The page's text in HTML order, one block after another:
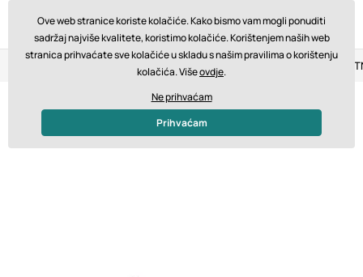
Povrat u roku od 14 dana Brza dostava od 200 €
Ove web stranice koriste kolačiće. Kako bismo vam mogli ponuditi
sadržaj najviše kvalitete, koristimo kolačiće. Korištenjem naših web
stranica prihvaćate sve kolačiće u skladu s našim pravilima o korištenju
kolačića. Višeovdje.
Ne prihvaćam
Prihvaćam